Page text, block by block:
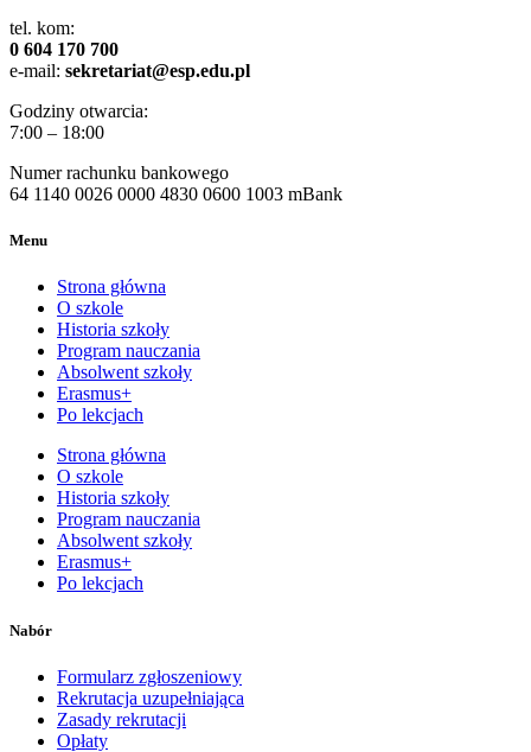
tel. kom:
0 604 170 700
e-mail: sekretariat@esp.edu.pl
Godziny otwarcia:
7:00 – 18:00
Numer rachunku bankowego
64 1140 0026 0000 4830 0600 1003 mBank
Menu
Strona główna
O szkole
Historia szkoły
Program nauczania
Absolwent szkoły
Erasmus+
Po lekcjach
Strona główna
O szkole
Historia szkoły
Program nauczania
Absolwent szkoły
Erasmus+
Po lekcjach
Nabór
Formularz zgłoszeniowy
Rekrutacja uzupełniająca
Zasady rekrutacji
Opłaty